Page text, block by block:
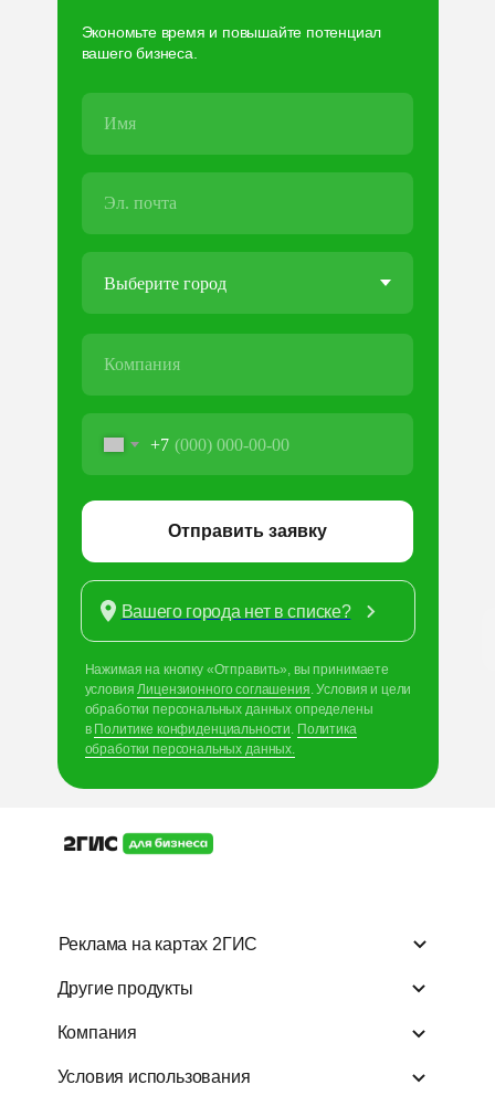
Отправить заявку
Экономьте время и повышайте потенциал
вашего бизнеса.
+7
Нажимая на кнопку «Отправить», вы принимаете
условияЛицензионного соглашения. Условия и цели
обработки персональных данных определены
в Политике конфиденциальности. Политика
обработки персональных данных.
Вашего города нет в списке?
Рекламные позиции
Векторные
Реклама на картах 2ГИС
Другие продукты
Компания
Условия использования